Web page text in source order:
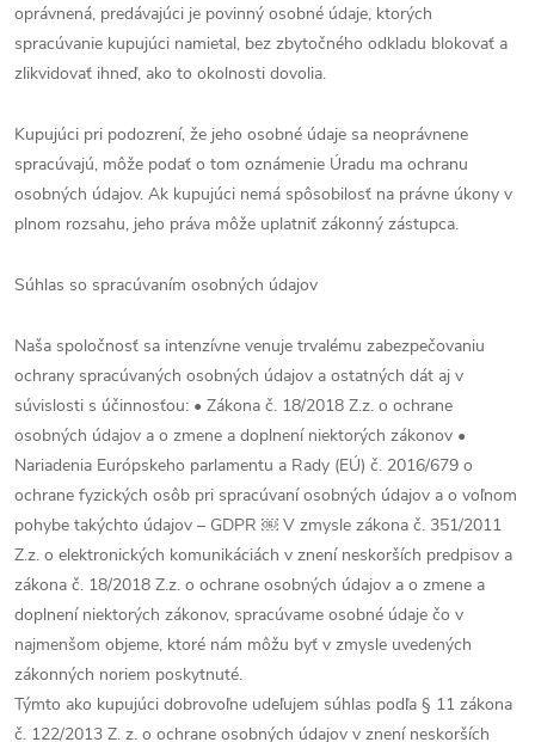
oprávnená, predávajúci je povinný osobné údaje, ktorých
spracúvanie kupujúci namietal, bez zbytočného odkladu blokovať a
zlikvidovať ihneď, ako to okolnosti dovolia.
Kupujúci pri podozrení, že jeho osobné údaje sa neoprávnene
spracúvajú, môže podať o tom oznámenie Úradu ma ochranu
osobných údajov. Ak kupujúci nemá spôsobilosť na právne úkony v
plnom rozsahu, jeho práva môže uplatniť zákonný zástupca.
Súhlas so spracúvaním osobných údajov
Naša spoločnosť sa intenzívne venuje trvalému zabezpečovaniu
ochrany spracúvaných osobných údajov a ostatných dát aj v
súvislosti s účinnosťou: • Zákona č. 18/2018 Z.z. o ochrane
osobných údajov a o zmene a doplnení niektorých zákonov •
Nariadenia Európskeho parlamentu a Rady (EÚ) č. 2016/679 o
ochrane fyzických osôb pri spracúvaní osobných údajov a o voľnom
pohybe takýchto údajov – GDPR ￼ V zmysle zákona č. 351/2011
Z.z. o elektronických komunikáciách v znení neskorších predpisov a
zákona č. 18/2018 Z.z. o ochrane osobných údajov a o zmene a
doplnení niektorých zákonov, spracúvame osobné údaje čo v
najmenšom objeme, ktoré nám môžu byť v zmysle uvedených
zákonných noriem poskytnuté.
Týmto ako kupujúci dobrovoľne udeľujem súhlas podľa § 11 zákona
č. 122/2013 Z. z. o ochrane osobných údajov v znení neskorších